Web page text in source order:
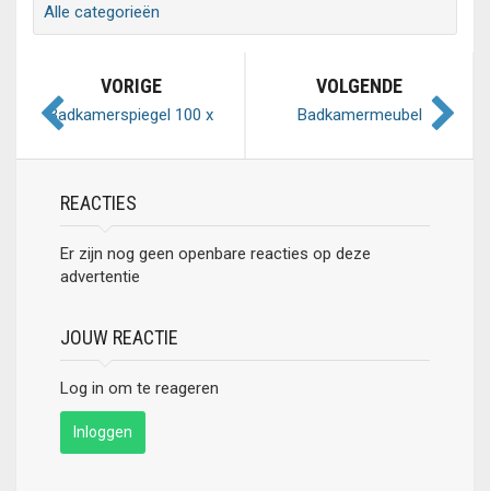
Alle categorieën
VORIGE
Badkamerspiegel 100 x
VOLGENDE
Badkamermeubel
REACTIES
Er zijn nog geen openbare reacties op deze
advertentie
JOUW REACTIE
Log in om te reageren
Inloggen